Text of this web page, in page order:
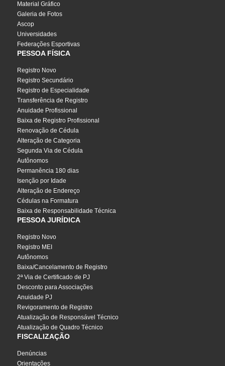
Material Gráfico
Galeria de Fotos
Ascop
Universidades
Federações Esportivas
PESSOA FÍSICA
Registro Novo
Registro Secundário
Registro de Especialidade
Transferência de Registro
Anuidade Profissional
Baixa de Registro Profissional
Renovação de Cédula
Alteração de Categoria
Segunda Via de Cédula
Autônomos
Permanência 180 dias
Isenção por Idade
Alteração de Endereço
Cédulas na Formatura
Baixa de Responsabilidade Técnica
PESSOA JURÍDICA
Registro Novo
Registro MEI
Autônomos
Baixa/Cancelamento de Registro
2ª Via de Certificado de PJ
Desconto para Associações
Anuidade PJ
Revigoramento de Registro
Atualização de Responsável Técnico
Atualização de Quadro Técnico
FISCALIZAÇÃO
Denúncias
Orientações